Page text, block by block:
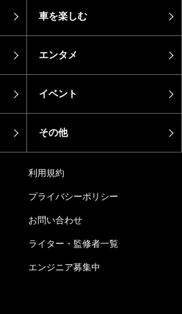
車を楽しむ
エンタメ
イベント
その他
利用規約
プライバシーポリシー
お問い合わせ
ライター・監修者一覧
エンジニア募集中